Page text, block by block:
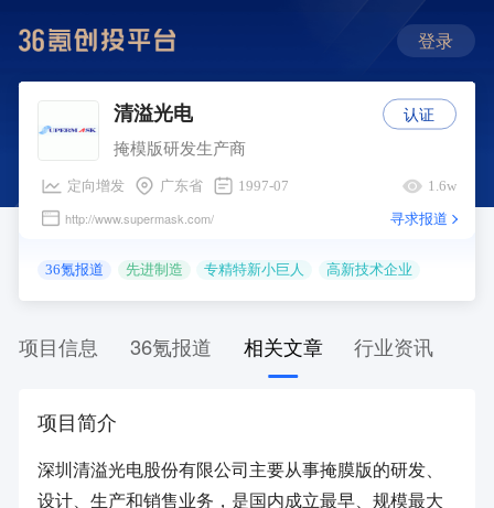
登录
清溢光电
掩模版研发生产商
定向增发 广东省 1997-07 1.6w
http://www.supermask.com/ 寻求报道
36氪报道 先进制造 专精特新小巨人 高新技术企业
认证
项目信息 36氪报道 相关文章 行业资讯
项目简介
深圳清溢光电股份有限公司主要从事掩膜版的研发、
设计、生产和销售业务，是国内成立最早、规模最大